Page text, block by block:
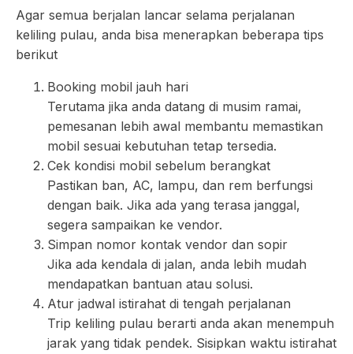
Agar semua berjalan lancar selama perjalanan
keliling pulau, anda bisa menerapkan beberapa tips
berikut
Booking mobil jauh hari
Terutama jika anda datang di musim ramai,
pemesanan lebih awal membantu memastikan
mobil sesuai kebutuhan tetap tersedia.
Cek kondisi mobil sebelum berangkat
Pastikan ban, AC, lampu, dan rem berfungsi
dengan baik. Jika ada yang terasa janggal,
segera sampaikan ke vendor.
Simpan nomor kontak vendor dan sopir
Jika ada kendala di jalan, anda lebih mudah
mendapatkan bantuan atau solusi.
Atur jadwal istirahat di tengah perjalanan
Trip keliling pulau berarti anda akan menempuh
jarak yang tidak pendek. Sisipkan waktu istirahat